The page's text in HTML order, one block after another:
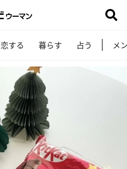
恋する 暮らす 占う メ